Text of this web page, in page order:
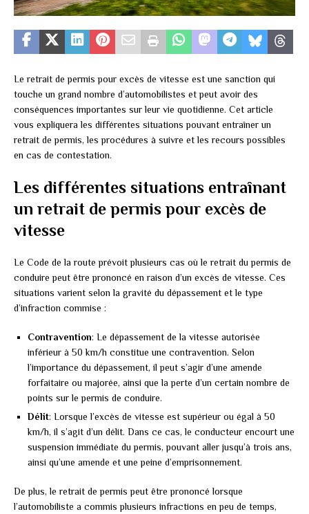
Le retrait de permis pour excès de vitesse est une sanction qui
touche un grand nombre d’automobilistes et peut avoir des
conséquences importantes sur leur vie quotidienne. Cet article
vous expliquera les différentes situations pouvant entraîner un
retrait de permis, les procédures à suivre et les recours possibles
en cas de contestation.
Les différentes situations entraînant
un retrait de permis pour excès de
vitesse
Le Code de la route prévoit plusieurs cas où le retrait du permis de
conduire peut être prononcé en raison d’un excès de vitesse. Ces
situations varient selon la gravité du dépassement et le type
d’infraction commise :
Contravention: Le dépassement de la vitesse autorisée
inférieur à 50 km/h constitue une contravention. Selon
l’importance du dépassement, il peut s’agir d’une amende
forfaitaire ou majorée, ainsi que la perte d’un certain nombre de
points sur le permis de conduire.
Délit: Lorsque l’excès de vitesse est supérieur ou égal à 50
km/h, il s’agit d’un délit. Dans ce cas, le conducteur encourt une
suspension immédiate du permis, pouvant aller jusqu’à trois ans,
ainsi qu’une amende et une peine d’emprisonnement.
De plus, le retrait de permis peut être prononcé lorsque
l’automobiliste a commis plusieurs infractions en peu de temps,